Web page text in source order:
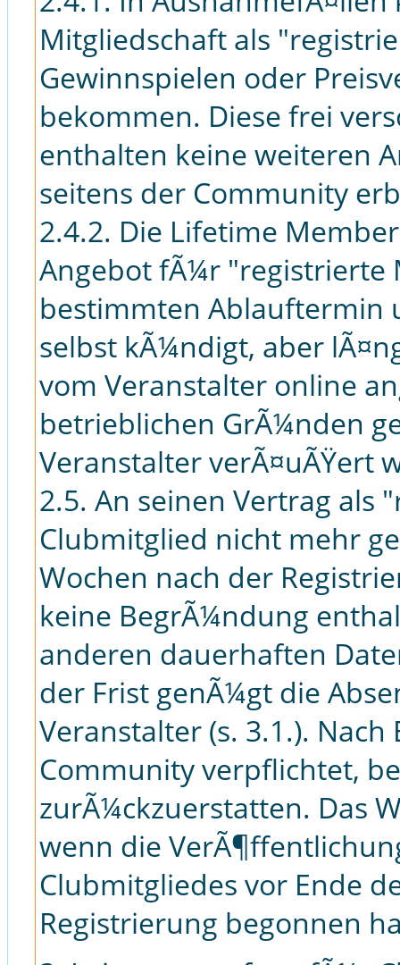
Mitgliedschaft als
Gewinnspielen oder
bekommen. Diese frei
enthalten keine weiteren
seitens der Community
2.4.2. Die Lifetime
Angebot fÃ¼r "registrierte
bestimmten Ablauftermin
selbst kÃ¼ndigt, aber
vom Veranstalter online
betrieblichen GrÃ¼nden
Veranstalter verÃ¤uÃŸert
2.5. An seinen Vertrag als
Clubmitglied nicht mehr
Wochen nach der
keine BegrÃ¼ndung
anderen dauerhaften
der Frist genÃ¼gt die
Veranstalter (s. 3.1.).
Community verpflichtet,
zurÃ¼ckzuerstatten. Das
wenn die
Clubmitgliedes vor Ende
Registrierung begonnen